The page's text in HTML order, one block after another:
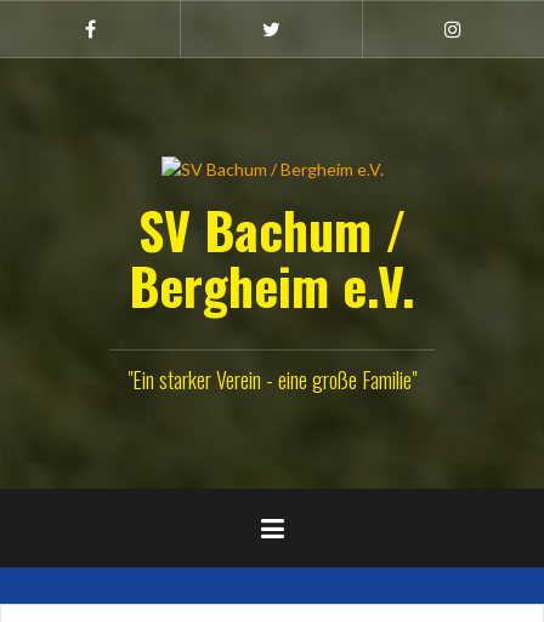
springen
Facebook
(Damen)
SV Bachum /
Bergheim e.V.
"Ein starker Verein - eine große Familie"